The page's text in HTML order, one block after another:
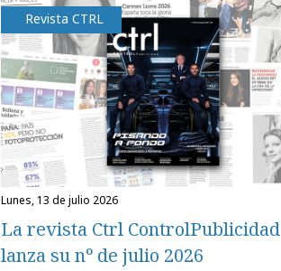
Revista CTRL
lunes, 13 de julio 2026
La revista Ctrl ControlPublicidad
lanza su nº de julio 2026